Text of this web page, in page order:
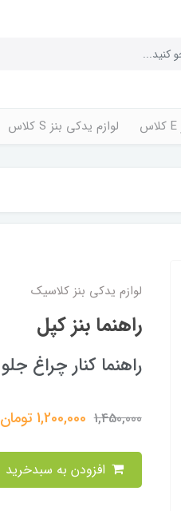
لوازم یدکی بنز S کلاس
لوازم یدکی بنز کلاسیک
راهنما بنز کپل
راهنما کنار چراغ جلو W124
1,450,000
1,200,000تومان